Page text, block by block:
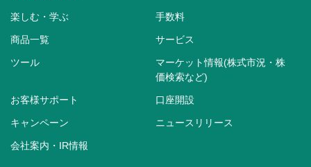
楽しむ・学ぶ 手数料
商品一覧 サービス
ツール
マーケット情報(株式市況・株
価検索など)
お客様サポート 口座開設
キャンペーン ニュースリリース
会社案内・IR情報